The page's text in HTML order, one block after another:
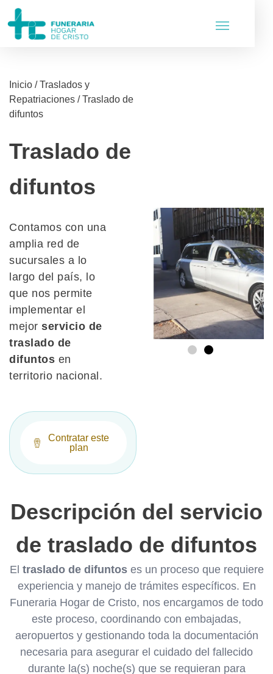
Inicio /Traslados y
Repatriaciones /Traslado de
difuntos
Traslado de
difuntos
Contamos con una
amplia red de
sucursales a lo
largo del país, lo
que nos permite
implementar el
mejor servicio de
traslado de
difuntos en
territorio nacional.
Contratar este
plan
Descripción del servicio
de traslado de difuntos
El traslado de difuntos es un proceso que requiere
experiencia y manejo de trámites específicos. En
Funeraria Hogar de Cristo, nos encargamos de todo
este proceso, coordinando con embajadas,
aeropuertos y gestionando toda la documentación
necesaria para asegurar el cuidado del fallecido
durante la(s) noche(s) que se requieran para